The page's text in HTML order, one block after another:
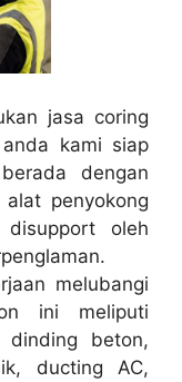
jasa coring
kami siap
dengan
penyokong
oleh
melubangi
ini meliputi
dinding beton,
ducting AC,